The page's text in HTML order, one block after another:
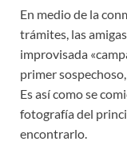
En medio de la
trámites, las
improvisada
primer
Es así como se
fotografía del
encontrarlo.